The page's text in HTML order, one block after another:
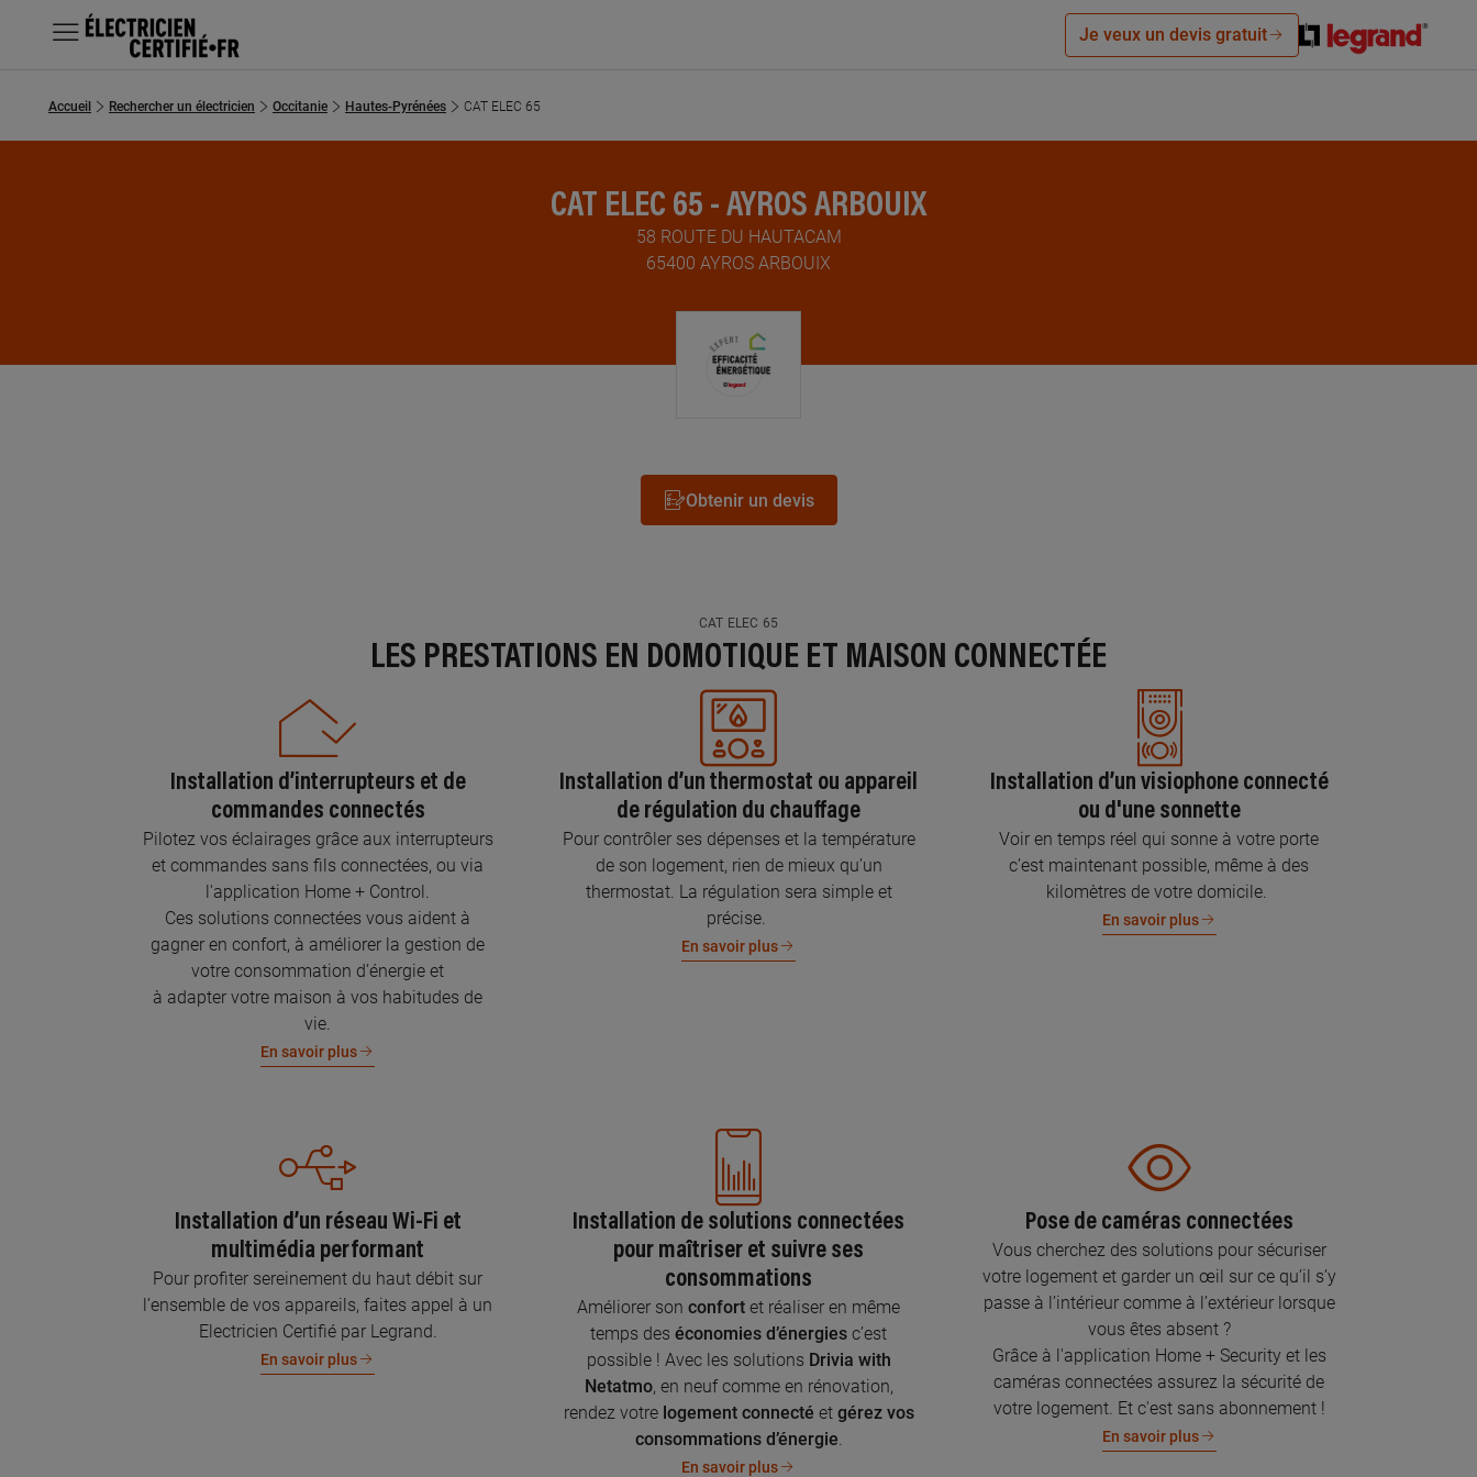
MENU
Chercher un électricien
Je veux un devis gratuit
Accueil Rechercher un électricien Occitanie Hautes-Pyrénées CAT ELEC 65
CAT ELEC 65 - AYROS ARBOUIX
58 ROUTE DU HAUTACAM
65400 AYROS ARBOUIX
Obtenir un devis
CAT ELEC 65
LES PRESTATIONS EN DOMOTIQUE ET MAISON CONNECTÉE
Installation d’interrupteurs et de
commandes connectés
Pilotez vos éclairages grâce aux interrupteurs
et commandes sans fils connectées, ou via
l'application Home + Control.
Ces solutions connectées vous aident à
gagner en confort, à améliorer la gestion de
votre consommation d’énergie et
à adapter votre maison à vos habitudes de
vie.
En savoir plus
Installation d’un thermostat ou appareil
de régulation du chauffage
Pour contrôler ses dépenses et la température
de son logement, rien de mieux qu’un
thermostat. La régulation sera simple et
précise.
En savoir plus
Installation d’un visiophone connecté
ou d'une sonnette
Voir en temps réel qui sonne à votre porte
c’est maintenant possible, même à des
kilomètres de votre domicile.
En savoir plus
Installation d’un réseau Wi-Fi et
multimédia performant
Pour profiter sereinement du haut débit sur
l’ensemble de vos appareils, faites appel à un
Electricien Certifié par Legrand.
En savoir plus
Installation de solutions connectées
pour maîtriser et suivre ses
consommations
Améliorer son confort et réaliser en même
temps des économies d’énergies c’est
possible ! Avec les solutions Drivia with
Netatmo, en neuf comme en rénovation,
rendez votre logement connecté et gérez vos
consommations d’énergie.
En savoir plus
Pose de caméras connectées
Vous cherchez des solutions pour sécuriser
votre logement et garder un œil sur ce qu’il s’y
passe à l’intérieur comme à l’extérieur lorsque
vous êtes absent ?
Grâce à l'application Home + Security et les
caméras connectées assurez la sécurité de
votre logement. Et c'est sans abonnement !
En savoir plus